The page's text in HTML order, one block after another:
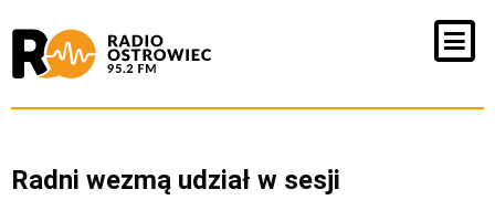
Radni wezmą udział w sesji